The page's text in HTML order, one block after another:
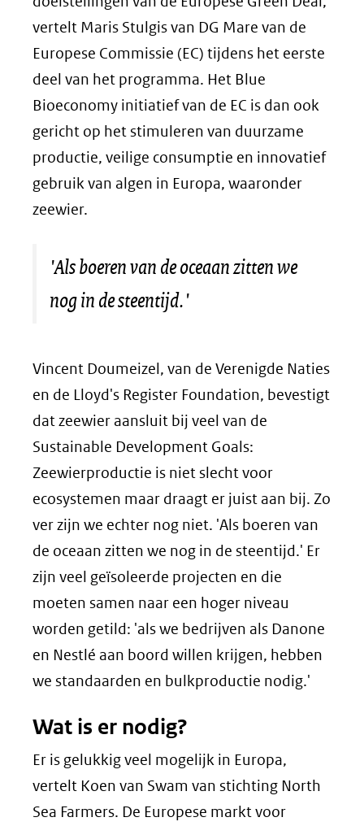
vertelt Maris Stulgis van DG Mare van de
Europese Commissie (EC) tijdens het eerste
deel van het programma. Het Blue
Bioeconomy initiatief van de EC is dan ook
gericht op het stimuleren van duurzame
productie, veilige consumptie en innovatief
gebruik van algen in Europa, waaronder
zeewier.
'Als boeren van de oceaan zitten we
nog in de steentijd.'
Vincent Doumeizel, van de Verenigde Naties
en de Lloyd's Register Foundation, bevestigt
dat zeewier aansluit bij veel van de
Sustainable Development Goals:
Zeewierproductie is niet slecht voor
ecosystemen maar draagt er juist aan bij. Zo
ver zijn we echter nog niet. 'Als boeren van
de oceaan zitten we nog in de steentijd.' Er
zijn veel geïsoleerde projecten en die
moeten samen naar een hoger niveau
worden getild: 'als we bedrijven als Danone
en Nestlé aan boord willen krijgen, hebben
we standaarden en bulkproductie nodig.'
Wat is er nodig?
Er is gelukkig veel mogelijk in Europa,
vertelt Koen van Swam van stichting North
Sea Farmers. De Europese markt voor